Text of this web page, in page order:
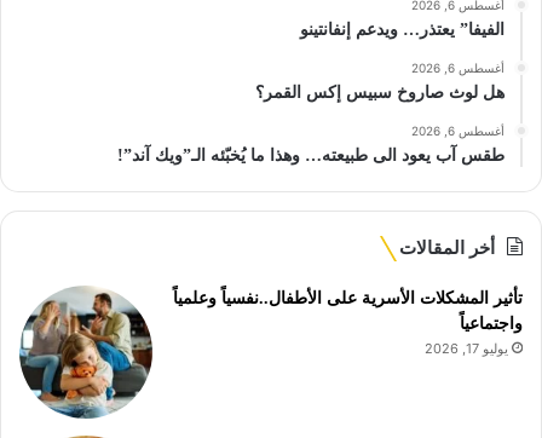
أغسطس 6, 2026
الفيفا” يعتذر… ويدعم إنفانتينو
أغسطس 6, 2026
هل لوث صاروخ سبيس إكس القمر؟
أغسطس 6, 2026
طقس آب يعود الى طبيعته… وهذا ما يُخبّئه الـ”ويك آند”!
أخر المقالات
تأثير المشكلات الأسرية على الأطفال..نفسياً وعلمياً
واجتماعياً
يوليو 17, 2026